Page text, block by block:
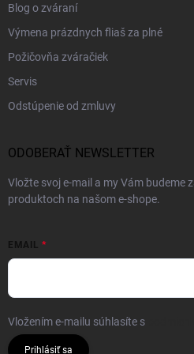
Blog o zváraní
Výmena prázdnych fliaš za plné
Požičovňa zváračiek
Servis
Odstúpenie od zmluvy
ODOBERAŤ NEWSLETTER
Vložte svoj e-mail a my Vám budeme
produktoch na našom e-shope.
EMAIL
Vložením e-mailu súhlasíte s
Prihlásiť sa